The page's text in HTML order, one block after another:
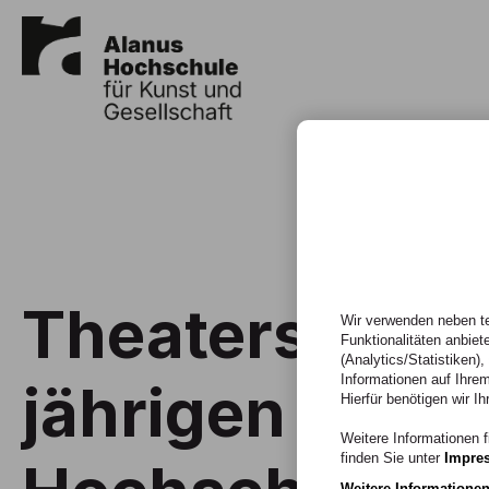
Theaterstück
jährigen
Wir verwenden neben
Funktionalitäten
(Analytics/Statistiken),
Informationen auf
Hierfür benötigen wir
Weitere Informationen
finden Sie unter